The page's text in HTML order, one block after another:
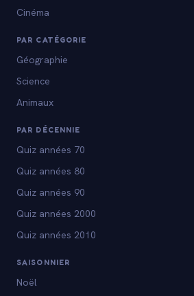
Cinéma
PAR CATÉGORIE
Géographie
Science
Animaux
PAR DÉCENNIE
Quiz années 70
Quiz années 80
Quiz années 90
Quiz années 2000
Quiz années 2010
SAISONNIER
Noël